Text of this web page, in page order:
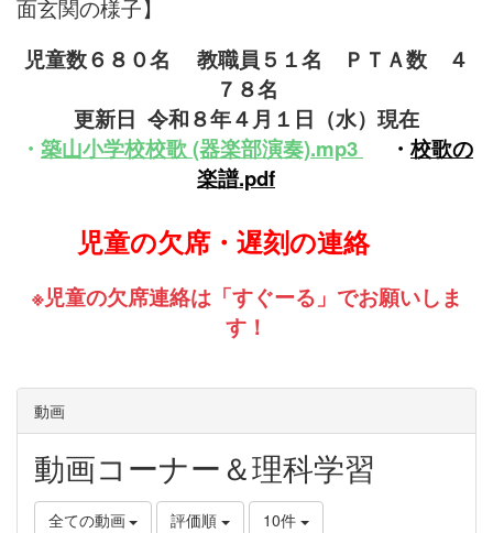
面玄関の様子】
児童数６８０名 教職員５１名
ＰＴＡ数 ４
７８名
更新日 令和８年４月１ 日（水）現在
・ 築山小学校校歌 (器楽部演奏).mp3 ・校歌の
楽譜.pdf
児童の欠席・遅刻の連絡
※児童の欠席連絡は「すぐーる」でお願いしま
す！
動画
動画コーナー＆理科学習
全ての動画 評価順 10件